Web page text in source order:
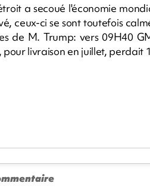
a secoué l'économie
ceux-ci se sont toutefois
de M. Trump: vers 09H40
livraison en juillet, perdait